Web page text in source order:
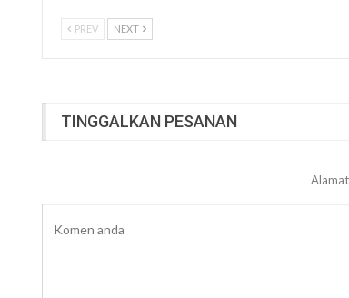
PREV NEXT
TINGGALKAN PESANAN